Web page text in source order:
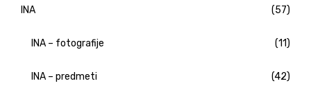
INA (57)
INA – fotografije (11)
INA – predmeti (42)